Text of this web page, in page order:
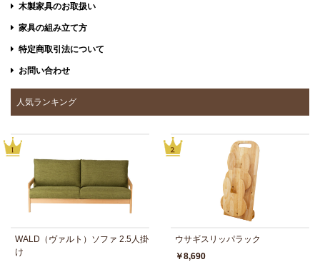
木製家具のお取扱い
家具の組み立て方
特定商取引法について
お問い合わせ
人気ランキング
WALD（ヴァルト）ソファ 2.5人掛
け
ウサギスリッパラック
￥8,690